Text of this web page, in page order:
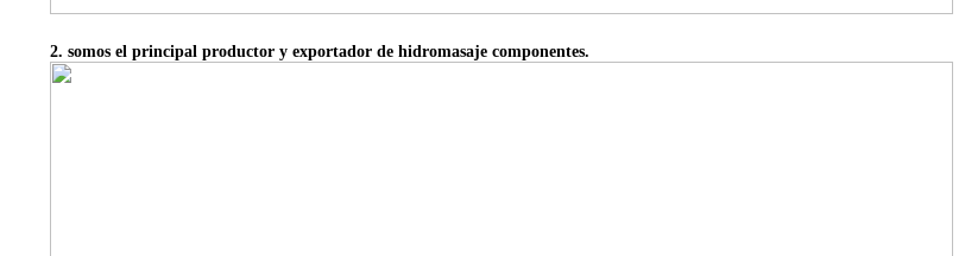
2. somos el principal productor y exportador de hidromasaje componentes.